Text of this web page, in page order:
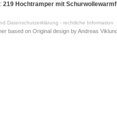
219 Hochtramper mit
Datenschutzerklärung - rechtliche Information
based on Original designbyAndreas